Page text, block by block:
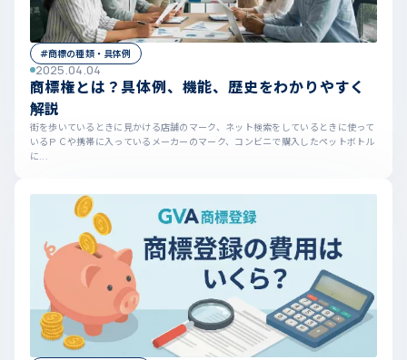
#商標の種類・具体例
2025.04.04
商標権とは？具体例、機能、歴史をわかりやすく
解説
街を歩いているときに見かける店舗のマーク、ネット検索をしているときに使って
いるＰＣや携帯に入っているメーカーのマーク、コンビニで購入したペットボトル
に...